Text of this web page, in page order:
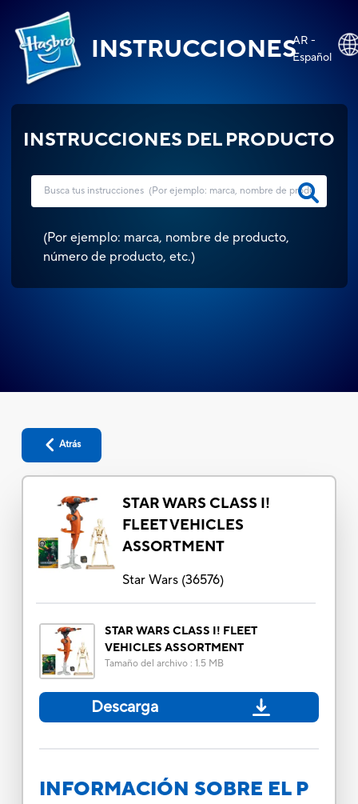
INSTRUCCIONESAR -
Español
INSTRUCCIONES DEL PRODUCTO
(Por ejemplo: marca, nombre de producto,
número de producto, etc.)
Atrás
STAR WARS CLASS I!
FLEET VEHICLES
ASSORTMENT
Star Wars(36576)
STAR WARS CLASS I! FLEET
VEHICLES ASSORTMENT
Tamaño del archivo: 1.5 MB
Descarga
INFORMACIÓN SOBRE EL P